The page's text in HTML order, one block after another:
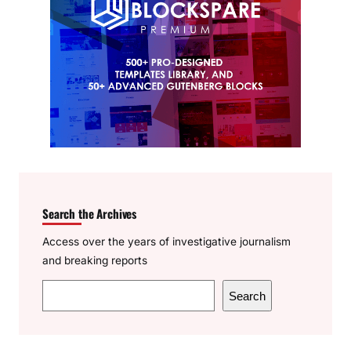
Search the Archives
Access over the years of investigative journalism
and breaking reports
e
Search